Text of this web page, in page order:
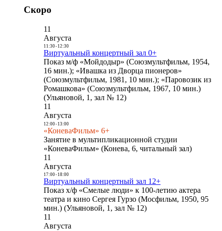
Скоро
11
Августа
11:30- 12:30
Виртуальный концертный зал 0+
Показ м/ф «Мойдодыр» (Союзмультфильм, 1954,
16 мин.); «Ивашка из Дворца пионеров»
(Союзмультфильм, 1981, 10 мин.); «Паровозик из
Ромашкова» (Союзмультфильм, 1967, 10 мин.)
(Ульяновой, 1, зал № 12)
11
Августа
12:00- 13:00
«КоневаФильм» 6+
Занятие в мультипликационной студии
«КоневаФильм» (Конева, 6, читальный зал)
11
Августа
17:00- 18:00
Виртуальный концертный зал 12+
Показ х/ф «Смелые люди» к 100-летию актера
театра и кино Сергея Гурзо (Мосфильм, 1950, 95
мин.) (Ульяновой, 1, зал № 12)
11
Августа